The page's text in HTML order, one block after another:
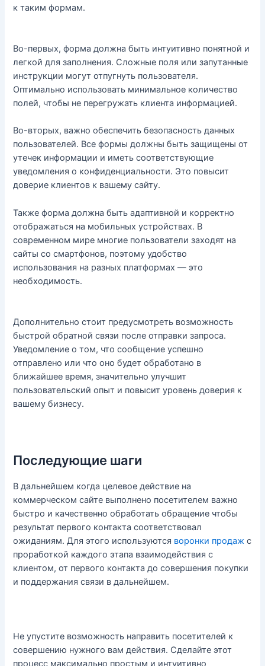
к таким формам.
Во-первых, форма должна быть интуитивно понятной и
легкой для заполнения. Сложные поля или запутанные
инструкции могут отпугнуть пользователя.
Оптимально использовать минимальное количество
полей, чтобы не перегружать клиента информацией.
Во-вторых, важно обеспечить безопасность данных
пользователей. Все формы должны быть защищены от
утечек информации и иметь соответствующие
уведомления о конфиденциальности. Это повысит
доверие клиентов к вашему сайту.
Также форма должна быть адаптивной и корректно
отображаться на мобильных устройствах. В
современном мире многие пользователи заходят на
сайты со смартфонов, поэтому удобство
использования на разных платформах — это
необходимость.
Дополнительно стоит предусмотреть возможность
быстрой обратной связи после отправки запроса.
Уведомление о том, что сообщение успешно
отправлено или что оно будет обработано в
ближайшее время, значительно улучшит
пользовательский опыт и повысит уровень доверия к
вашему бизнесу.
Последующие шаги
В дальнейшем когда целевое действие на
коммерческом сайте выполнено посетителем важно
быстро и качественно обработать обращение чтобы
результат первого контакта соответствовал
ожиданиям. Для этого используются воронки продаж с
проработкой каждого этапа взаимодействия с
клиентом, от первого контакта до совершения покупки
и поддержания связи в дальнейшем.
Не упустите возможность направить посетителей к
совершению нужного вам действия. Сделайте этот
процесс максимально простым и интуитивно